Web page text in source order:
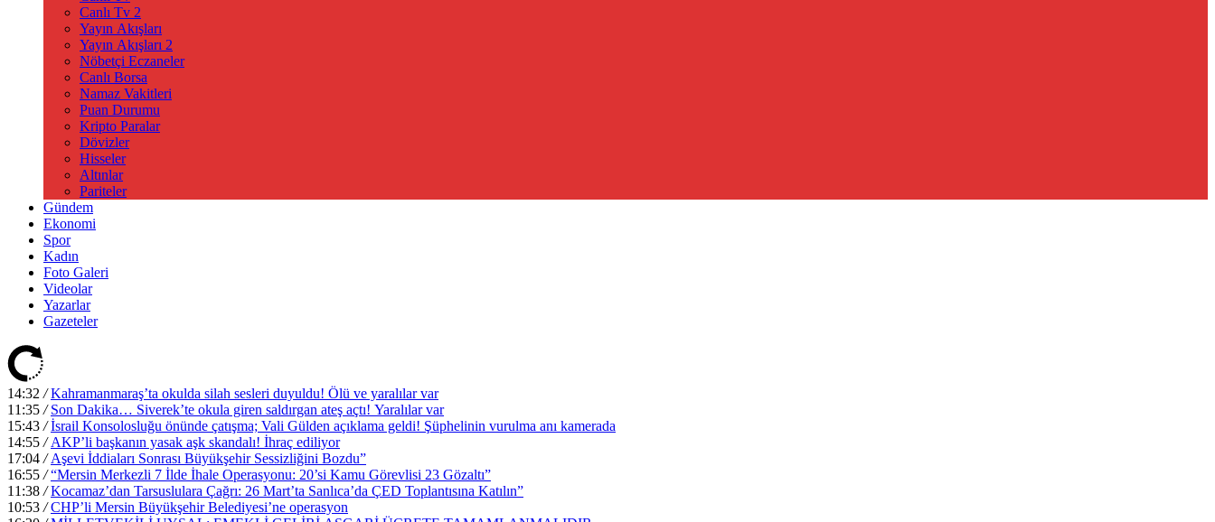
Canlı Tv 2
Yayın Akışları
Yayın Akışları 2
Nöbetçi Eczaneler
Canlı Borsa
Namaz Vakitleri
Puan Durumu
Kripto Paralar
Dövizler
Hisseler
Altınlar
Pariteler
Gündem
Ekonomi
Spor
Kadın
Foto Galeri
Videolar
Yazarlar
Gazeteler
14:32 / Kahramanmaraş’ta okulda silah sesleri duyuldu! Ölü ve yaralılar var
11:35 / Son Dakika… Siverek’te okula giren saldırgan ateş açtı! Yaralılar var
15:43 / İsrail Konsolosluğu önünde çatışma; Vali Gülden açıklama geldi! Şüphelinin vurulma anı kamerada
14:55 / AKP’li başkanın yasak aşk skandalı! İhraç ediliyor
17:04 / Aşevi İddiaları Sonrası Büyükşehir Sessizliğini Bozdu”
16:55 / “Mersin Merkezli 7 İlde İhale Operasyonu: 20’si Kamu Görevlisi 23 Gözaltı”
11:38 / Kocamaz’dan Tarsuslulara Çağrı: 26 Mart’ta Sanlıca’da ÇED Toplantısına Katılın”
10:53 / CHP’li Mersin Büyükşehir Belediyesi’ne operasyon